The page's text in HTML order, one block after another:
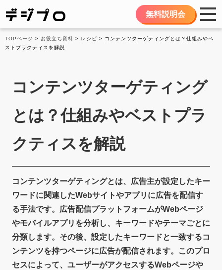
無料説明会
TOPページ > お役立ち資料 > レシピ > コンテンツターゲティングとは？仕組みやベ
ストプラクティスを解説
コンテンツターゲティング
とは？仕組みやベストプラ
クティスを解説
コンテンツターゲティングとは、広告主が設定したキー
ワードに関連したWebサイトやアプリに広告を配信す
る手法です。広告配信プラットフォームがWebページ
やモバイルアプリを分析し、キーワードやテーマごとに
分類します。その後、設定したキーワードと一致するコ
ンテンツを持つページに広告が配信されます。このプロ
セスによって、ユーザーがアクセスするWebページや